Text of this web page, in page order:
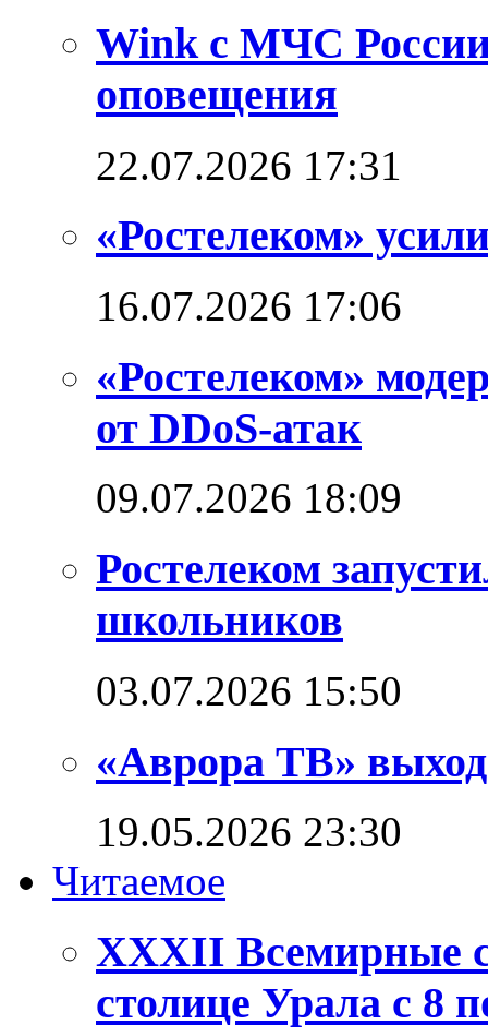
Wink с МЧС России
оповещения
22.07.2026 17:31
«Ростелеком»
16.07.2026 17:06
«Ростелеком»
от DDoS-атак
09.07.2026 18:09
Ростелеком
школьников
03.07.2026 15:50
«Аврора ТВ»
19.05.2026 23:30
Читаемое
XXXII Всемирные
столице Урала с 8